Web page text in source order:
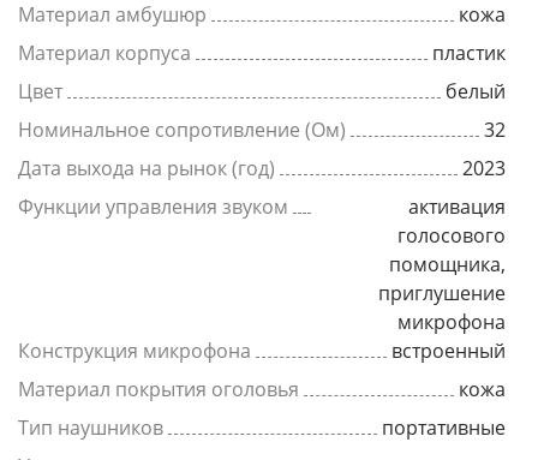
Материал амбушюр
кожа
Материал корпуса
пластик
Цвет
белый
Номинальное сопротивление (Ом)
32
Дата выхода на рынок (год)
2023
Функции управления звуком
активация
голосового
помощника,
приглушение
микрофона
Конструкция микрофона
встроенный
Материал покрытия оголовья
кожа
Тип наушников
портативные